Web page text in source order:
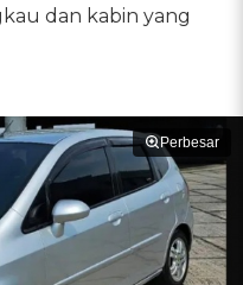
dan kabin yang
Perbesar